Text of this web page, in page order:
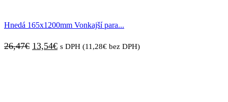
41,50€.24,33€.
Hnedá 165x1200mm Vonkajší para...
26,47€ Pôvodná
13,54€Aktuálna
s DPH (11,28€ bez DPH)